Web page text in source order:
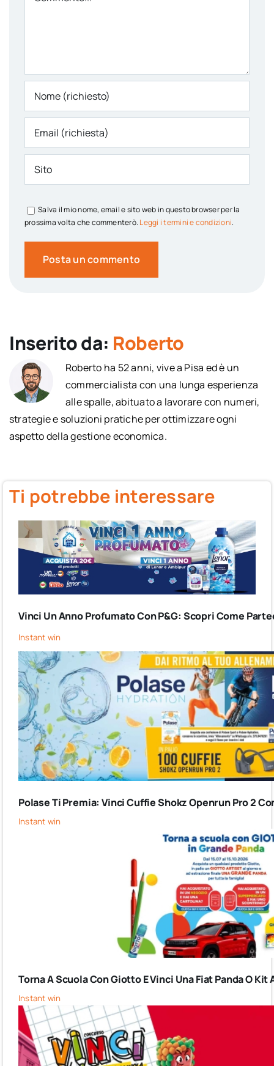
Salva il mio nome, email e sito web in questo browser per la
prossima volta che commenterò. Leggi i termini e condizioni.
Inserito da: Roberto
Roberto ha 52 anni, vive a Pisa ed è un
commercialista con una lunga esperienza
alle spalle, abituato a lavorare con numeri,
strategie e soluzioni pratiche per ottimizzare ogni
aspetto della gestione economica.
Ti potrebbe interessare
Vinci Un Anno Profumato Con P&G: Scopri Come
Instant win
Polase Ti Premia: Vinci Cuffie Shokz Openrun Pro 2
Instant win
Torna A Scuola Con Giotto E Vinci Una Fiat Panda O
Instant win